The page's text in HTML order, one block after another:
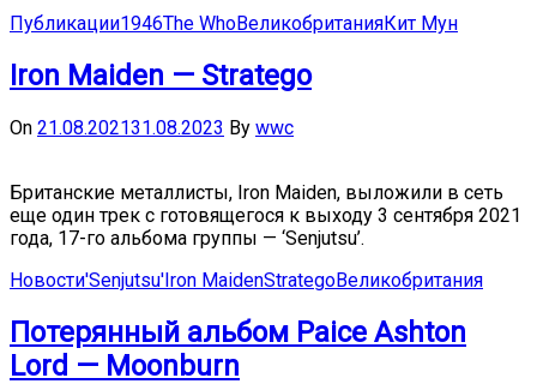
Публикации1946The WhoВеликобританияКит Мун
Iron Maiden — Stratego
On 21.08.202131.08.2023 By wwc
Британские металлисты, Iron Maiden, выложили в сеть
еще один трек с готовящегося к выходу 3 сентября 2021
года, 17-го альбома группы — ‘Senjutsu’.
Новости'Senjutsu'Iron MaidenStrategoВеликобритания
Потерянный альбом Paice Ashton
Lord — Moonburn